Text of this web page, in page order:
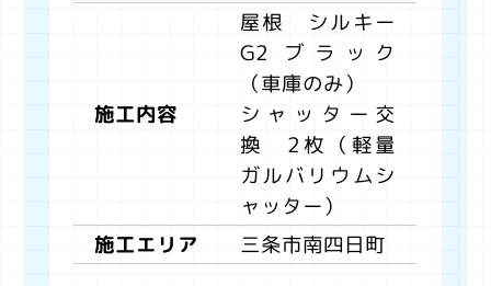
施工内容
屋根 シルキー
G2 ブラック
（車庫のみ）
シャッター交
換 2枚（軽量
ガルバリウムシ
ャッター）
施工エリア
三条市南四日町